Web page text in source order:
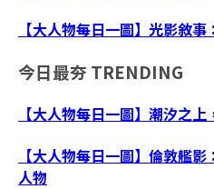
【大人物每日一圖】光影敘
今日最夯 TRENDING
【大人物每日一圖】潮汐之
【大人物每日一圖】倫敦艦
人物